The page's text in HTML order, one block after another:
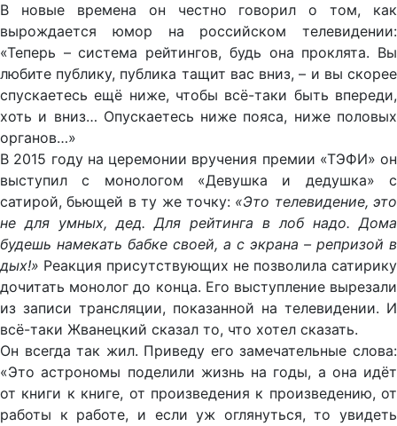
В новые времена он честно говорил о том, как
вырождается юмор на российском телевидении:
«Теперь – система рейтингов, будь она проклята. Вы
любите публику, публика тащит вас вниз, – и вы скорее
спускаетесь ещё ниже, чтобы всё-таки быть впереди,
хоть и вниз… Опускаетесь ниже пояса, ниже половых
органов…»
В 2015 году на церемонии вручения премии «ТЭФИ» он
выступил с монологом «Девушка и дедушка» с
сатирой, бьющей в ту же точку: «Это телевидение, это
не для умных, дед. Для рейтинга в лоб надо. Дома
будешь намекать бабке своей, а с экрана – репризой в
дых!» Реакция присутствующих не позволила сатирику
дочитать монолог до конца. Его выступление вырезали
из записи трансляции, показанной на телевидении. И
всё-таки Жванецкий сказал то, что хотел сказать.
Он всегда так жил. Приведу его замечательные слова:
«Это астрономы поделили жизнь на годы, а она идёт
от книги к книге, от произведения к произведению, от
работы к работе, и если уж оглянуться, то увидеть